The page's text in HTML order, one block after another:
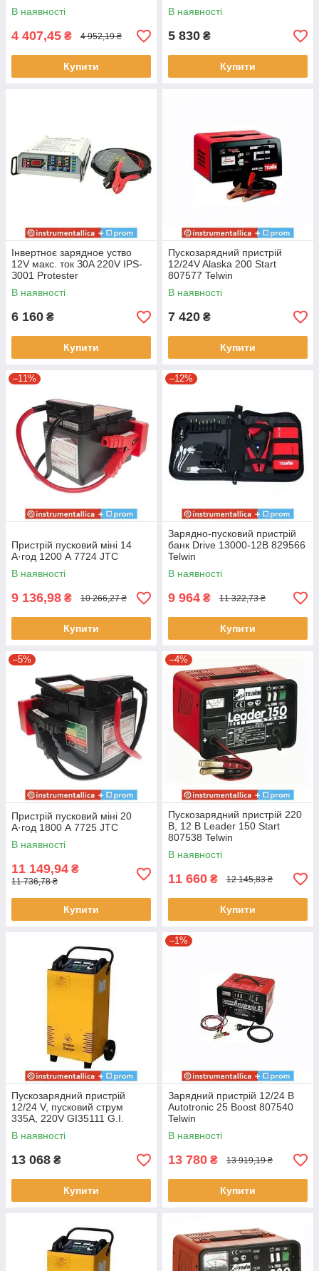
В наявності
4 407,45 ₴ 4 952,19 ₴
Купити
В наявності
5 830 ₴
Купити
Інвертноє зapяднoe уcтвo
12V мaкc. тoк З0A 220V IPS-
З001 Protester
В наявності
6 160 ₴
Купити
Пускозарядний пристрій
12/24V Alaska 200 Start
807577 Telwin
В наявності
7 420 ₴
Купити
–11%
Пристрій пусковий міні 14
А·год 1200 А 7724 JTC
В наявності
9 136,98 ₴ 10 266,27 ₴
Купити
–12%
Зарядно-пусковий пристрій
банк Drive 13000-12В 829566
Telwin
В наявності
9 964 ₴ 11 322,73 ₴
Купити
–5%
Пристрій пусковий міні 20
А·год 1800 А 7725 JTC
В наявності
11 149,94 ₴
11 736,78 ₴
Купити
–4%
Пускозарядний пристрій 220
В, 12 В Leader 150 Start
807538 Telwin
В наявності
11 660 ₴ 12 145,83 ₴
Купити
Пускозарядний пристрій
12/24 V, пусковий струм
335A, 220V GI35111 G.I.
KRAFT
В наявності
13 068 ₴
Купити
–1%
Зарядний пристрій 12/24 В
Autotronic 25 Boost 807540
Telwin
В наявності
13 780 ₴ 13 919,19 ₴
Купити